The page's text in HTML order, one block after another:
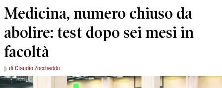
Medicina, numero chiuso da
abolire: test dopo sei mesi in
facoltà
di Claudio Zoccheddu